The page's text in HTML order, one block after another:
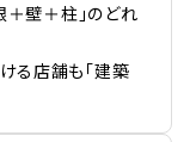
＋壁＋柱」のどれ
る店舗も「建築